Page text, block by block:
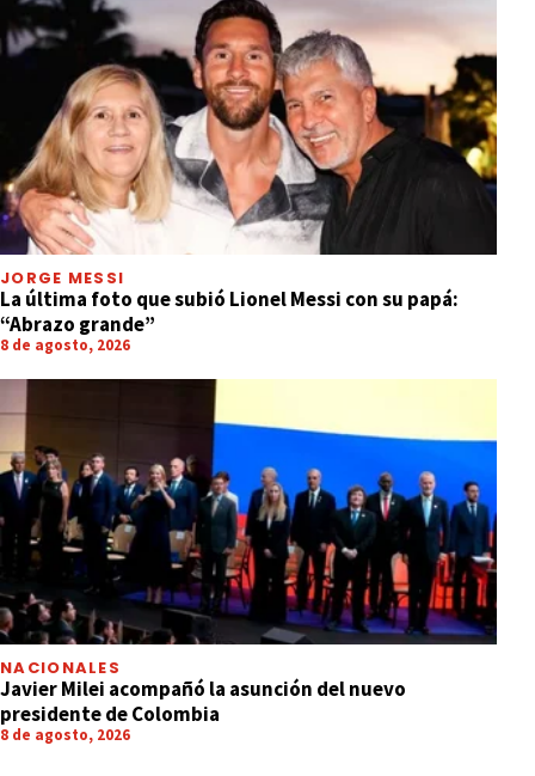
JORGE MESSI
La última foto que subió Lionel Messi con su papá:
“Abrazo grande”
8 de agosto, 2026
NACIONALES
Javier Milei acompañó la asunción del nuevo
presidente de Colombia
8 de agosto, 2026